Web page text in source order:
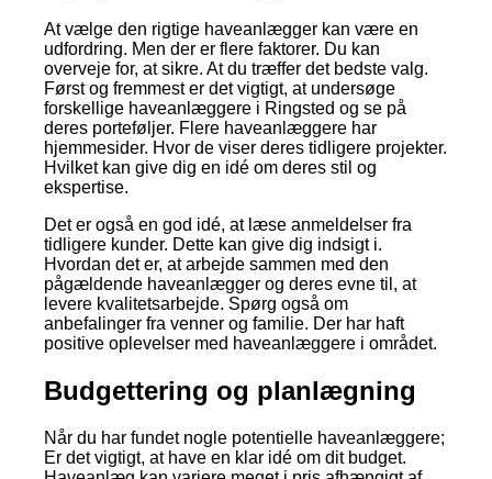
At vælge den rigtige haveanlægger kan være en
udfordring. Men der er flere faktorer. Du kan
overveje for, at sikre. At du træffer det bedste valg.
Først og fremmest er det vigtigt, at undersøge
forskellige haveanlæggere i Ringsted og se på
deres porteføljer. Flere haveanlæggere har
hjemmesider. Hvor de viser deres tidligere projekter.
Hvilket kan give dig en idé om deres stil og
ekspertise.
Det er også en god idé, at læse anmeldelser fra
tidligere kunder. Dette kan give dig indsigt i.
Hvordan det er, at arbejde sammen med den
pågældende haveanlægger og deres evne til, at
levere kvalitetsarbejde. Spørg også om
anbefalinger fra venner og familie. Der har haft
positive oplevelser med haveanlæggere i området.
Budgettering og planlægning
Når du har fundet nogle potentielle haveanlæggere;
Er det vigtigt, at have en klar idé om dit budget.